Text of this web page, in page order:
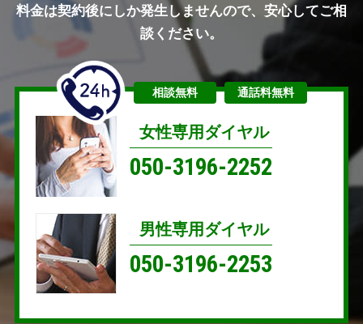
料金は契約後にしか発生しませんので、安心してご相
談ください。
相談無料 通話料無料
女性専用ダイヤル
050-3196-2252
男性専用ダイヤル
050-3196-2253